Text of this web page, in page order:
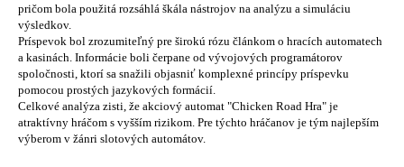
pričom bola použitá rozsáhlá škála nástrojov na analýzu a simuláciu
výsledkov.
Príspevok bol zrozumiteľný pre širokú rózu článkom o hracích automatech
a kasinách. Informácie boli čerpane od vývojových programátorov
spoločnosti, ktorí sa snažili objasniť komplexné princípy príspevku
pomocou prostých jazykových formácií.
Celkové analýza zisti, že akciový automat "Chicken Road Hra" je
atraktívny hráčom s vyšším rizikom. Pre týchto hráčanov je tým najlepším
výberom v žánri slotových automátov.